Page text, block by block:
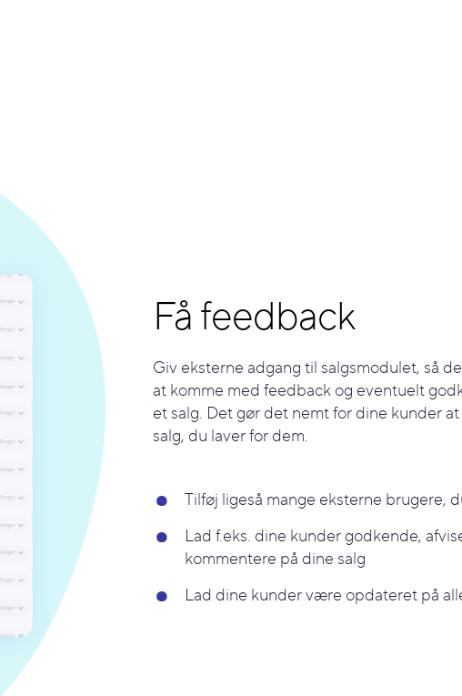
Få feedback
Giv eksterne adgang til salgsmodulet, så
at komme med feedback og eventuelt
et salg. Det gør det nemt for dine kunder
salg, du laver for dem.
Tilføj ligeså mange eksterne brugere,
Lad f.eks. dine kunder godkende,
kommentere på dine salg
Lad dine kunder være opdateret på